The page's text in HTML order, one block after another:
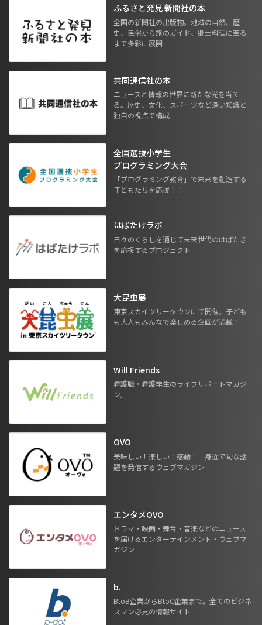
ふるさと発見 新聞社の本
全国の新聞社の出版物。地域の自然、歴
史、民俗から旅のガイド、郷土料理に至る
まで多彩に展開
共同通信社の本
ニュースと情報の世界に新たな光を当て
る。歴史、文化、スポーツなど深い知識と
独自の視点で構成
全国選抜小学生
プログラミング大会
「プログラミング教育」で未来を創造する
子どもたちを応援！！
はばたけラボ
日々のくらしを通じて未来世代のはばたき
を応援するプロジェクト
大昆虫展
東京スカイツリータウンにて開催。子ども
も大人もみんなで楽しめる企画が満載！
Will Friends
看護職・看護学生のライフサポートマガジ
ン。
OVO
美味しい！楽しい！感動！ 身近で旬な話
題を発信するウェブマガジン
エンタメOVO
ドラマ・映画・舞台・音楽などのニュース
を届けるエンターテインメント・ウェブマ
ガジン
b.
BtoB企業からBtoC企業まで。全てのビジネ
スマン必見の情報サイト